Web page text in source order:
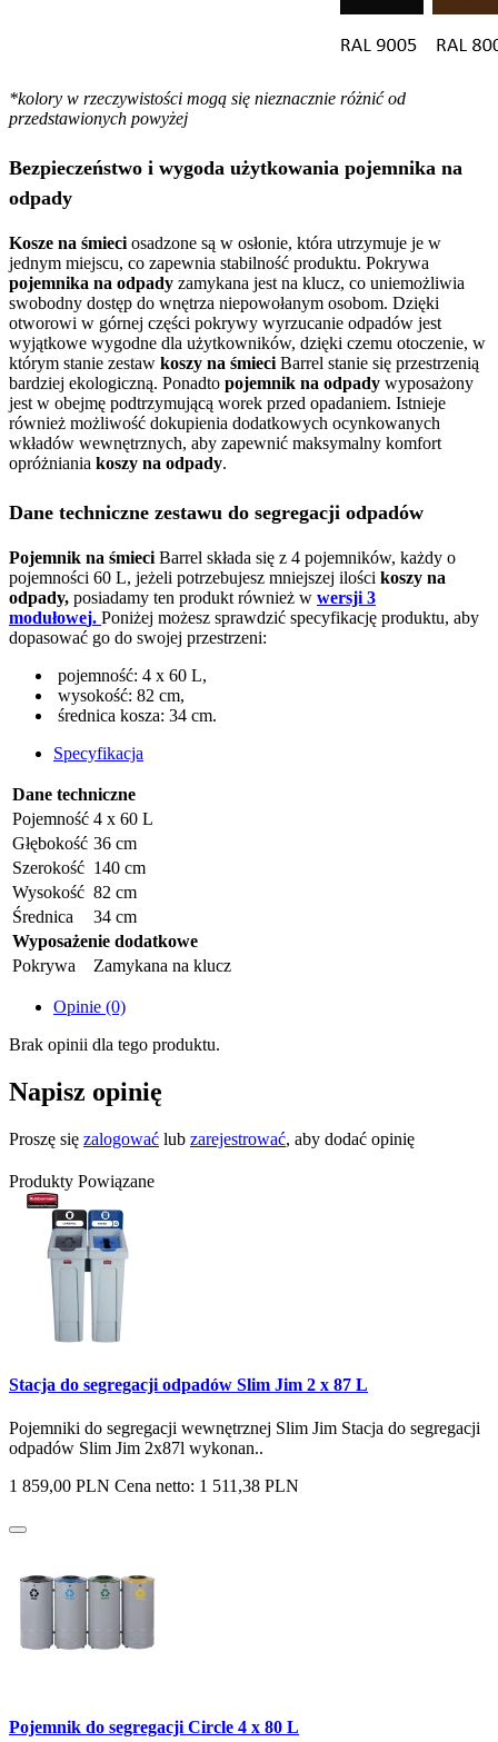
*kolory w rzeczywistości mogą się nieznacznie różnić od
przedstawionych powyżej
Bezpieczeństwo i wygoda użytkowania pojemnika na
odpady
Kosze na śmieci osadzone są w osłonie, która utrzymuje je w
jednym miejscu, co zapewnia stabilność produktu. Pokrywa
pojemnika na odpady zamykana jest na klucz, co uniemożliwia
swobodny dostęp do wnętrza niepowołanym osobom. Dzięki
otworowi w górnej części pokrywy wyrzucanie odpadów jest
wyjątkowe wygodne dla użytkowników, dzięki czemu otoczenie, w
którym stanie zestaw koszy na śmieci Barrel stanie się przestrzenią
bardziej ekologiczną. Ponadto pojemnik na odpady wyposażony
jest w obejmę podtrzymującą worek przed opadaniem. Istnieje
również możliwość dokupienia dodatkowych ocynkowanych
wkładów wewnętrznych, aby zapewnić maksymalny komfort
opróżniania koszy na odpady.
Dane techniczne zestawu do segregacji odpadów
Pojemnik na śmieci Barrel składa się z 4 pojemników, każdy o
pojemności 60 L, jeżeli potrzebujesz mniejszej ilości koszy na
odpady, posiadamy ten produkt również w wersji 3
modułowej. Poniżej możesz sprawdzić specyfikację produktu, aby
dopasować go do swojej przestrzeni:
pojemność: 4 x 60 L,
wysokość: 82 cm,
średnica kosza: 34 cm.
Specyfikacja
Dane techniczne
Pojemność 4 x 60 L
Głębokość 36 cm
Szerokość 140 cm
Wysokość 82 cm
Średnica
34 cm
Wyposażenie dodatkowe
Pokrywa
Zamykana na klucz
Opinie (0)
Brak opinii dla tego produktu.
Napisz opinię
Proszę się zalogować lub zarejestrować, aby dodać opinię
Produkty Powiązane
Stacja do segregacji odpadów Slim Jim 2 x 87 L
Pojemniki do segregacji wewnętrznej Slim Jim Stacja do segregacji
odpadów Slim Jim 2x87l wykonan..
1 859,00 PLN Cena netto: 1 511,38 PLN
Pojemnik do segregacji Circle 4 x 80 L